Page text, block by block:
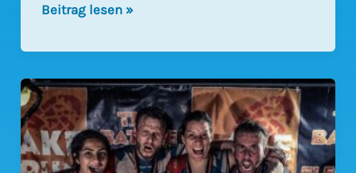
Herakliden
der
OCR
–
EM
Beitrag lesen »